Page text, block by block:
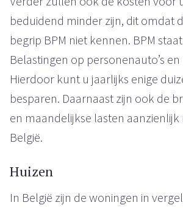
beduidend minder zijn, dit omdat
begrip BPM niet kennen. BPM
Belastingen op personenauto’s
Hierdoor kunt u jaarlijks enige
besparen. Daarnaast zijn ook de
en maandelijkse lasten aanzienlijk
België.
Huizen
In België zijn de woningen in